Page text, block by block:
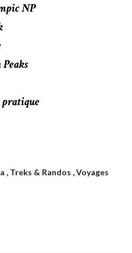
NP
pratique
Treks & Randos Voyages